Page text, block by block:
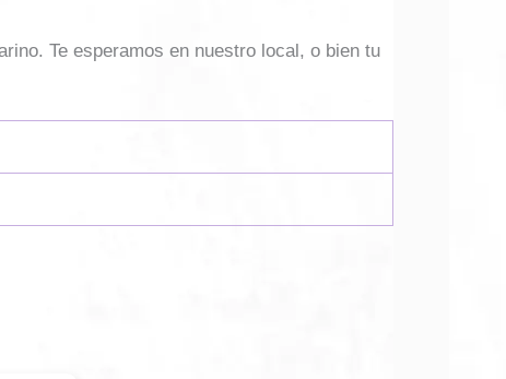
Te esperamos en nuestro local, o bien tu